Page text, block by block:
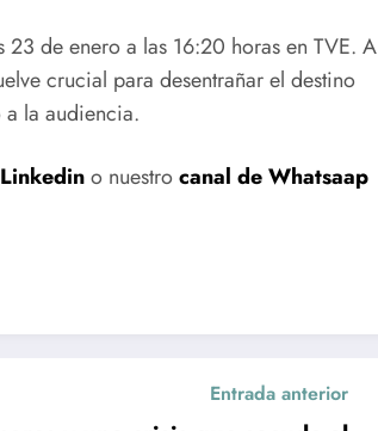
23 de enero a las 16:20 horas en TVE. A
crucial para desentrañar el destino
a la audiencia.
Linkedino nuestrocanal de Whatsaap
Entrada anterior